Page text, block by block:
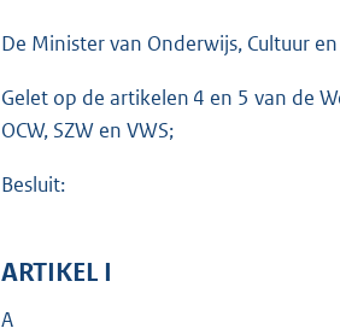
De Minister van Onderwijs, Cultuur
Gelet op de artikelen 4 en 5 van de
OCW, SZW en VWS;
Besluit:
ARTIKEL I
A